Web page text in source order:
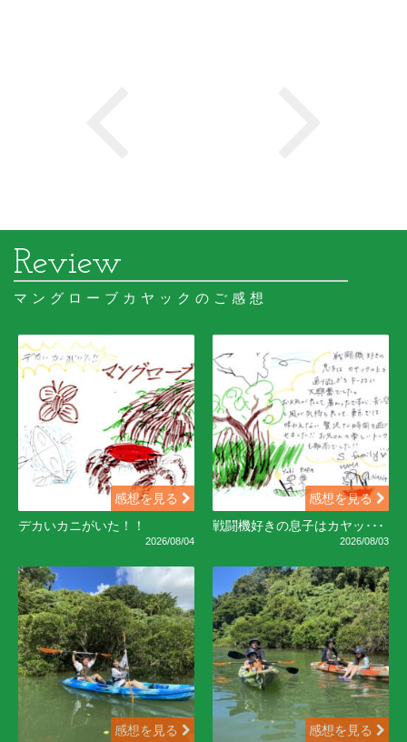
マングローブカヤックのご感想
感想を見る
デカいカニがいた！！
2026/08/04
感想を見る
戦闘機好きの息子はカヤッ･･･
2026/08/03
感想を見る 感想を見る